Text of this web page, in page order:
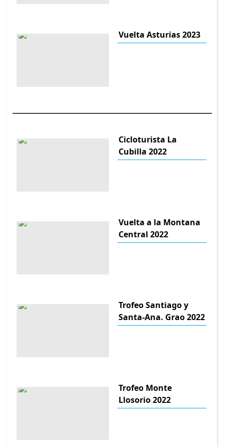
Vuelta Asturias 2023
Cicloturista La
Cubilla 2022
Vuelta a la Montana
Central 2022
Trofeo Santiago y
Santa-Ana. Grao 2022
Trofeo Monte
Llosorio 2022